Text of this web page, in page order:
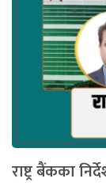
राष्ट्र बैंकका